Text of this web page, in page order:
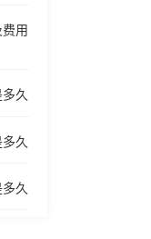
用
久
久
久